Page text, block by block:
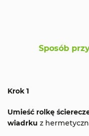
Sposób
Krok 1
Umieść rolkę
wiadrku z